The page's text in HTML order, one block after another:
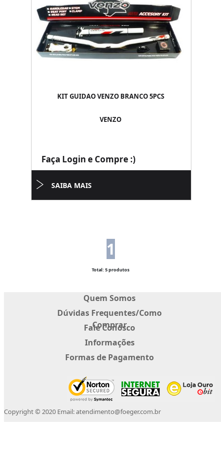
KIT GUIDAO VENZO BRANCO 5PCS
VENZO
Faça Login e Compre :)
SAIBA MAIS
1
Total: 5 produtos
Quem Somos
Dúvidas Frequentes/Como
Comprar
Fale Conosco
Informações
Formas de Pagamento
Copyright © 2020 Email: atendimento@foeger.com.br